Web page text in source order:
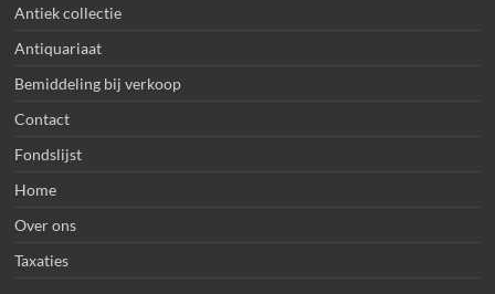
Antiek collectie
Antiquariaat
Bemiddeling bij verkoop
Contact
Fondslijst
Home
Over ons
Taxaties